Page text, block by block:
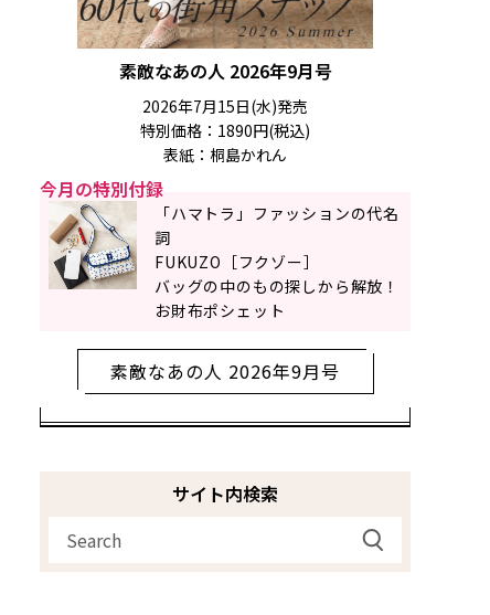
素敵なあの人 2026年9月号
2026年7月15日(水)発売
特別価格：1890円(税込)
表紙：桐島かれん
今月の特別付録
「ハマトラ」ファッションの代名
詞
FUKUZO［フクゾー］
バッグの中のもの探しから解放！
お財布ポシェット
素敵なあの人 2026年9月号
サイト内検索